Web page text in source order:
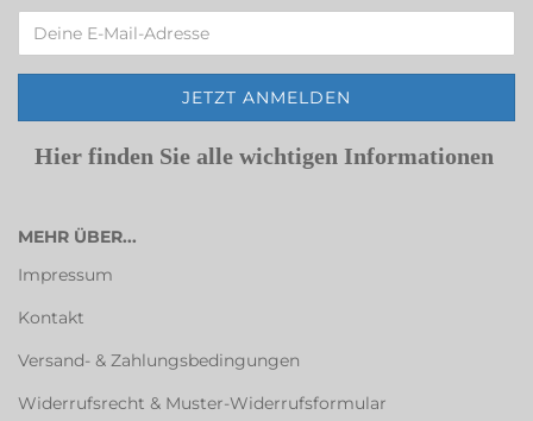
Hier finden Sie alle wichtigen Informationen
MEHR ÜBER...
Impressum
Kontakt
Versand- & Zahlungsbedingungen
Widerrufsrecht & Muster-Widerrufsformular